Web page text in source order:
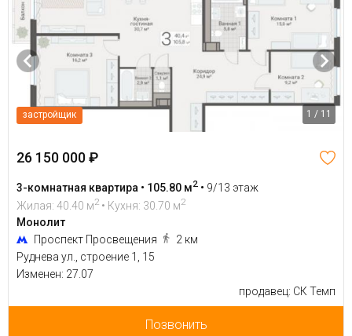
застройщик 1 / 11
26 150 000 ₽
3-комнатная квартира • 105.80 м2 • 9/13 этаж
Жилая: 40.40 м2 • Кухня: 30.70 м2
Монолит
Проспект Просвещения
2 км
Руднева ул., строение 1, 15
Изменен: 27.07
продавец: СК Темп
Позвонить